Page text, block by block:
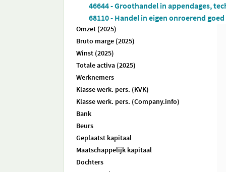
46644 - Groothandel in appendages,
68110 - Handel in eigen onroerend goed
Omzet (2025)
Bruto marge (2025)
Winst (2025)
Totale activa (2025)
Werknemers
Klasse werk. pers. (KVK)
Klasse werk. pers. (Company.info)
Bank
Beurs
Geplaatst kapitaal
Maatschappelijk kapitaal
Dochters